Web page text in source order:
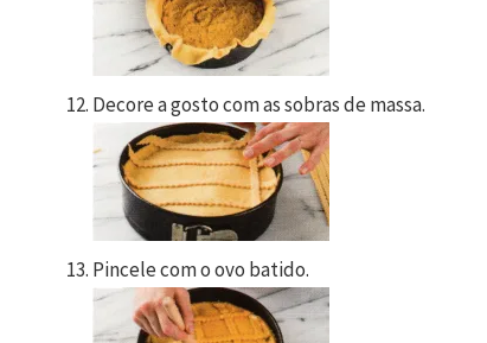
Decore a gosto com as sobras de massa.
Pincele com o ovo batido.